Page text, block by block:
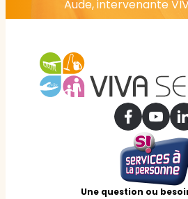
Aude, intervenante
Une question ou